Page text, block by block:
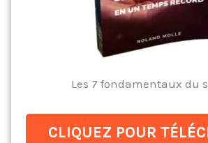
Les 7 fondamentaux du
CLIQUEZ POUR